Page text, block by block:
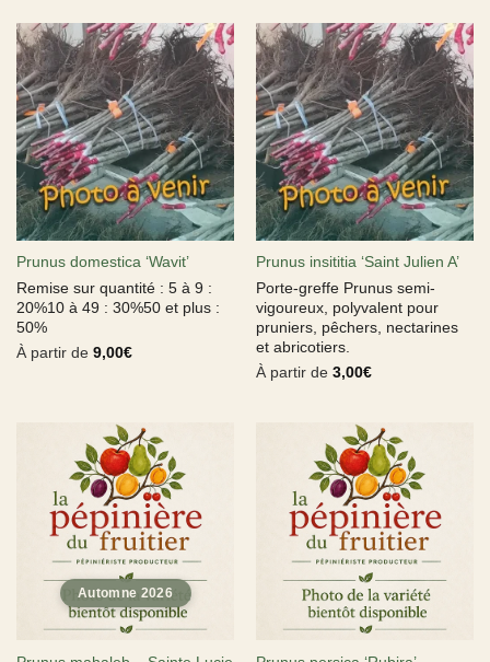
Prunus domestica ‘Wavit’
Remise sur quantité : 5 à 9 :
20%10 à 49 : 30%50 et plus :
50%
À partir de 9,00€
Prunus insititia ‘Saint Julien A’
Porte-greffe Prunus semi-
vigoureux, polyvalent pour
pruniers, pêchers, nectarines
et abricotiers.
À partir de 3,00€